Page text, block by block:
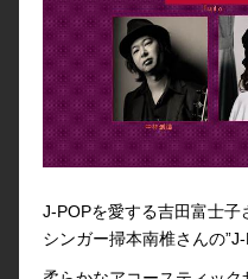
J-POPを愛する吉田富士子
シンガー掃本南椎さんの”J-